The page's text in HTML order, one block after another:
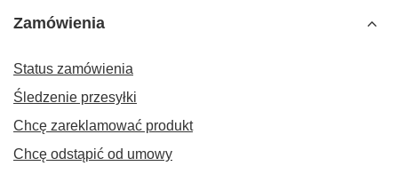
Zamówienia
Status zamówienia
Śledzenie przesyłki
Chcę zareklamować produkt
Chcę odstąpić od umowy